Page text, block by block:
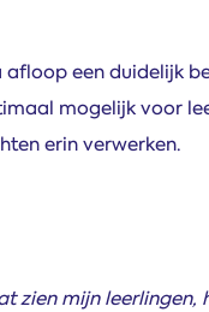
afloop een duidelijk
mogelijk voor
erin verwerken.
zien mijn leerlingen,